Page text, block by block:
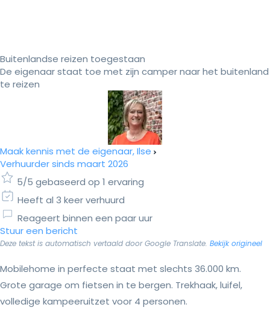
Buitenlandse reizen toegestaan
De eigenaar staat toe met zijn camper naar het buitenland
te reizen
Maak kennis met de eigenaar, Ilse
Verhuurder sinds maart 2026
5/5 gebaseerd op 1 ervaring
Heeft al 3 keer verhuurd
Reageert binnen een paar uur
Stuur een bericht
Deze tekst is automatisch vertaald door Google Translate. Bekijk origineel
Mobilehome in perfecte staat met slechts 36.000 km.
Grote garage om fietsen in te bergen. Trekhaak, luifel,
volledige kampeeruitzet voor 4 personen.